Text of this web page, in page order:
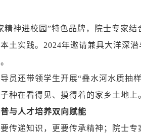
精神进校园”特色品牌，院士专家
土实践。 2024年邀请兼具大洋深
员还带领学生开展“叠水河水质抽
种在看得见、摸得着的家乡土地上
与人才培养双向赋能
传递知识，更要传承精神；院士